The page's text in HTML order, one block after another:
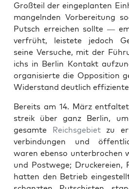
Großteil der einge­planten
man­gel­nden Vor­bere­itung
Putsch erre­ichen sollte —
ver­früht, leis­tete jedoch
seine Ver­suche, mit der
ichs in Berlin Kon­takt
organ­isierte die Oppo­si­tion
Wider­stand deut­lich
Bere­its am 14. März
streik über ganz Berlin,
gesamte Reichs­ge­bi­etzu
verbindun­gen und
waren eben­so unter­brochen
und Post­wege; Druck­ereien,
hat­ten den Betrieb